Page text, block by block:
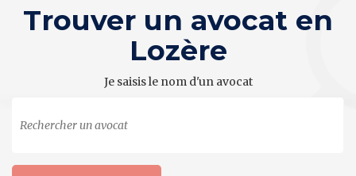
Trouver un avocat en
Lozère
Je saisis le nom d'un avocat